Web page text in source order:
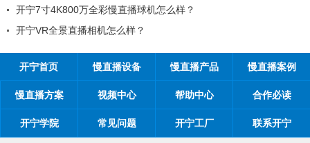
怎么样？
开宁监控慢直播厂家告诉您
开宁首页 慢直播设备 慢直播产品 慢直播案例
慢直播方案 视频中心 帮助中心 合作必读
开宁学院 常见问题 开宁工厂 联系开宁